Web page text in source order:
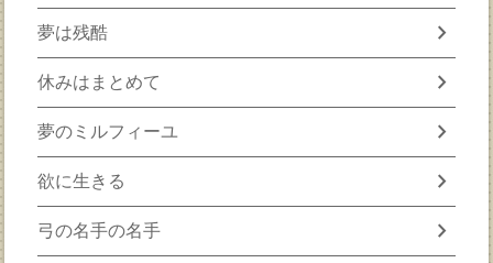
夢は残酷 chevron_right
休みはまとめて chevron_right
夢のミルフィーユ chevron_right
欲に生きる chevron_right
弓の名手の名手 chevron_right